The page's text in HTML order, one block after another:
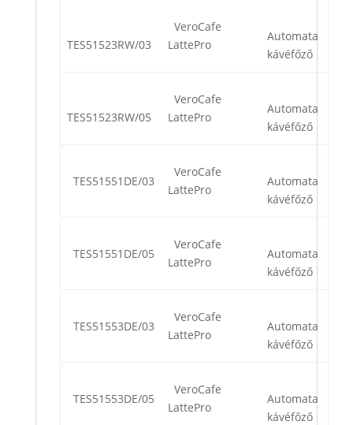
TES51523RW/03
VeroCafe
LattePro
Automata
kávéfőző
TES51523RW/05
VeroCafe
LattePro
Automata
kávéfőző
TES51551DE/03
VeroCafe
LattePro
Automata
kávéfőző
TES51551DE/05
VeroCafe
LattePro
Automata
kávéfőző
TES51553DE/03
VeroCafe
LattePro
Automata
kávéfőző
TES51553DE/05
VeroCafe
LattePro
Automata
kávéfőző